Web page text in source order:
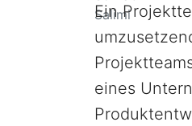
Ein
eines